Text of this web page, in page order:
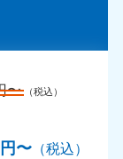
〜 （税込）
円〜（税込）